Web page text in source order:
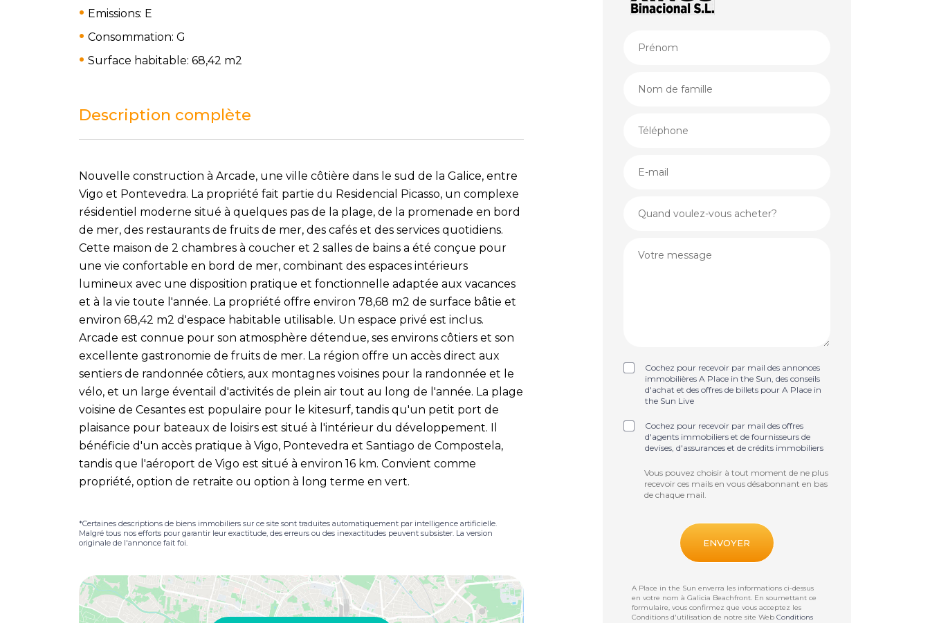
Emissions: E
Consommation: G
Surface habitable: 68,42 m2
Description complète
Nouvelle construction à Arcade, une ville côtière dans le sud de la Galice, entre
Vigo et Pontevedra. La propriété fait partie du Residencial Picasso, un complexe
résidentiel moderne situé à quelques pas de la plage, de la promenade en bord
de mer, des restaurants de fruits de mer, des cafés et des services quotidiens.
Cette maison de 2 chambres à coucher et 2 salles de bains a été conçue pour
une vie confortable en bord de mer, combinant des espaces intérieurs
lumineux avec une disposition pratique et fonctionnelle adaptée aux vacances
et à la vie toute l'année. La propriété offre environ 78,68 m2 de surface bâtie et
environ 68,42 m2 d'espace habitable utilisable. Un espace privé est inclus.
Arcade est connue pour son atmosphère détendue, ses environs côtiers et son
excellente gastronomie de fruits de mer. La région offre un accès direct aux
sentiers de randonnée côtiers, aux montagnes voisines pour la randonnée et le
vélo, et un large éventail d'activités de plein air tout au long de l'année. La plage
voisine de Cesantes est populaire pour le kitesurf, tandis qu'un petit port de
plaisance pour bateaux de loisirs est situé à l'intérieur du développement. Il
bénéficie d'un accès pratique à Vigo, Pontevedra et Santiago de Compostela,
tandis que l'aéroport de Vigo est situé à environ 16 km. Convient comme
propriété, option de retraite ou option à long terme en vert.
*Certaines descriptions de biens immobiliers sur ce site sont traduites automatiquement par intelligence artificielle.
Malgré tous nos efforts pour garantir leur exactitude, des erreurs ou des inexactitudes peuvent subsister. La version
originale de l'annonce fait foi.
Cochez pour recevoir par mail des annonces
immobilières A Place in the Sun, des conseils
d'achat et des offres de billets pour A Place in
the Sun Live
Cochez pour recevoir par mail des offres
d'agents immobiliers et de fournisseurs de
devises, d'assurances et de crédits immobiliers
Vous pouvez choisir à tout moment de ne plus
recevoir ces mails en vous désabonnant en bas
de chaque mail.
A Place in the Sun enverra les informations ci-dessus
en votre nom àGalicia Beachfront. En soumettant ce
formulaire, vous confirmez que vous acceptez les
Conditions d'utilisation de notre site WebConditions